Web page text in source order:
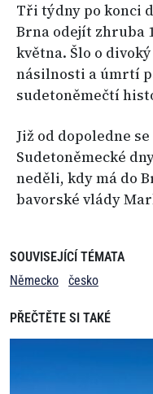
Tři týdny po konci
Brna odejít zhruba
května. Šlo o
násilnosti a úmrtí
sudetoněmečtí
Již od dopoledne
Sudetoněmecké
neděli, kdy má do
bavorské vlády
SOUVISEJÍCÍ TÉMATA
Německo
česko
PŘEČTĚTE SI TAKÉ